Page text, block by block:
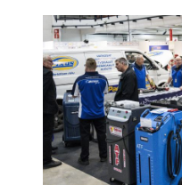
Autokorjaamomessut
tekee
paluun